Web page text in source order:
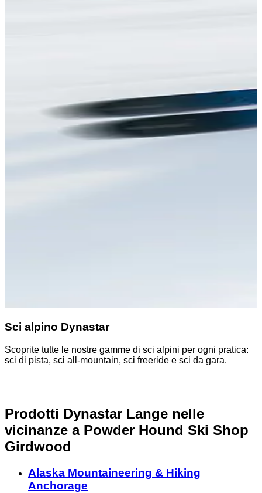
Sci alpino Dynastar
Scoprite tutte le nostre gamme di sci alpini per ogni pratica:
sci di pista, sci all-mountain, sci freeride e sci da gara.
Prodotti Dynastar Lange nelle
vicinanze a Powder Hound Ski Shop
Girdwood
Alaska Mountaineering & Hiking
Anchorage